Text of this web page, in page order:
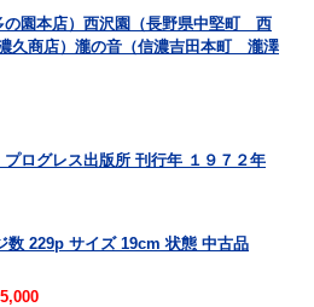
園本店）西沢園（長野県中堅町 西
久商店）瀧の音（信濃吉田本町 瀧澤
ログレス出版所 刊行年 １９７２年
229p サイズ 19cm 状態 中古品